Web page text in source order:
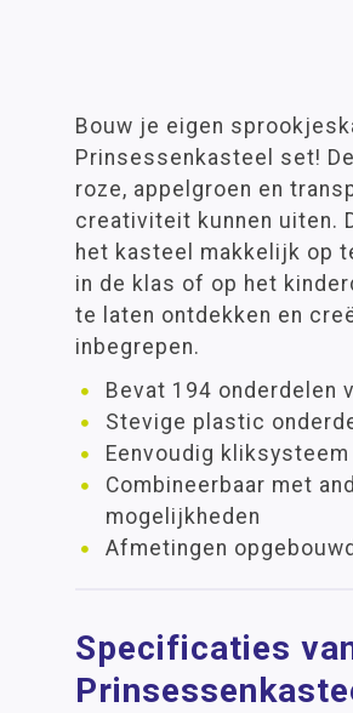
Bouw je eigen
Prinsessenkasteel set!
roze, appelgroen en
creativiteit kunnen uiten.
het kasteel makkelijk op
in de klas of op het
te laten ontdekken en
inbegrepen.
Bevat 194 onderdelen
Stevige plastic
Eenvoudig
Combineerbaar met
mogelijkheden
Afmetingen
Specificaties